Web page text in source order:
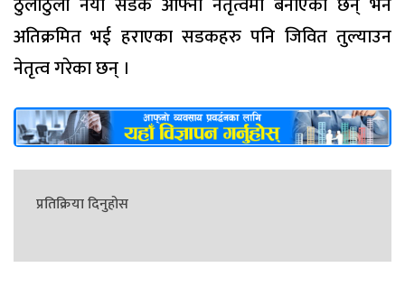
अतिक्रमित भई हराएका सडकहरु पनि जिवित तुल्याउन
नेतृत्व गरेका छन् ।
प्रतिक्रिया दिनुहोस